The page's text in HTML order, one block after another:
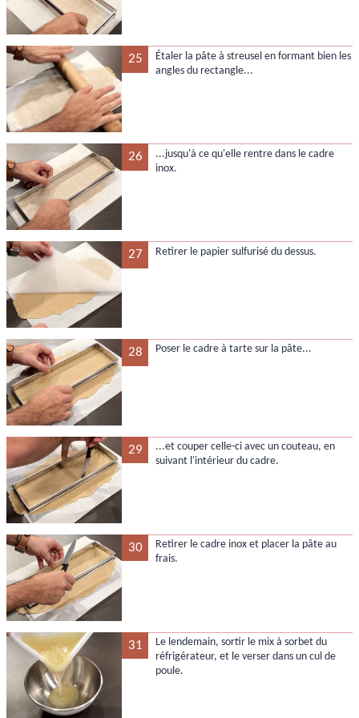
25
Étaler la pâte à streusel en formant bien les
angles du rectangle...
26
...jusqu'à ce qu'elle rentre dans le cadre
inox.
27 Retirer le papier sulfurisé du dessus.
28 Poser le cadre à tarte sur la pâte...
29
...et couper celle-ci avec un couteau, en
suivant l'intérieur du cadre.
30
Retirer le cadre inox et placer la pâte au
frais.
31
Le lendemain, sortir le mix à sorbet du
réfrigérateur, et le verser dans un cul de
poule.